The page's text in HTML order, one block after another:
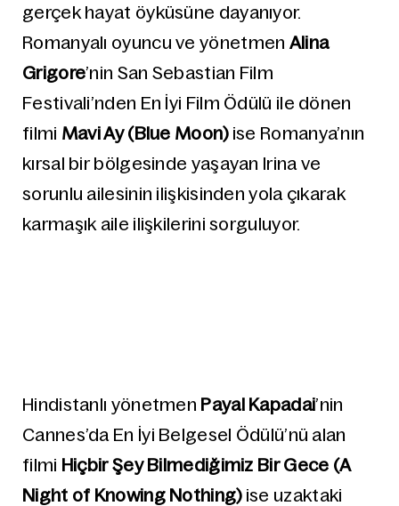
gerçek hayat öyküsüne dayanıyor.
Romanyalı oyuncu ve yönetmen Alina
Grigore’nin San Sebastian Film
Festivali’nden En İyi Film Ödülü ile dönen
filmi Mavi Ay (Blue Moon) ise Romanya’nın
kırsal bir bölgesinde yaşayan Irina ve
sorunlu ailesinin ilişkisinden yola çıkarak
karmaşık aile ilişkilerini sorguluyor.
Hindistanlı yönetmen Payal Kapadai’nin
Cannes’da En İyi Belgesel Ödülü’nü alan
filmi Hiçbir Şey Bilmediğimiz Bir Gece (A
Night of Knowing Nothing) ise uzaktaki